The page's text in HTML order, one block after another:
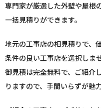
専門家が厳選した外壁や屋根
一括見積りができます。
地元の工事店の相見積りで、
条件の良い工事店を選択しま
御見積は完全無料で、ご紹介
りますので、手間いらずが魅力